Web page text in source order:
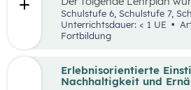
werden.
Erlebnisorientierte
Nachhaltigkeit und
Unterrichtsgegenstand
Schulpiloten der Stiftung
Wirtschaftsbildung
verstehen und gestalten
Unterrichtsdauer: < 1 UE
Fortbildung